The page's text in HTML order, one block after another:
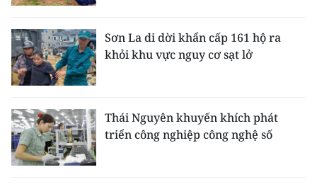
Sơn La di dời khẩn cấp 161 hộ ra
khỏi khu vực nguy cơ sạt lở
Thái Nguyên khuyến khích phát
triển công nghiệp công nghệ số